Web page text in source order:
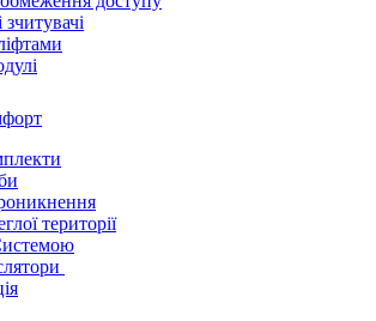
зчитувачі
території